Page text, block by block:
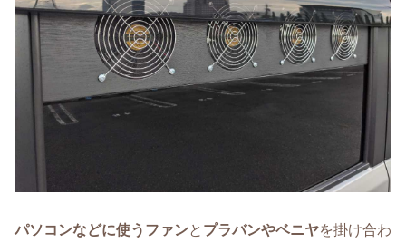
パソコンなどに使うファンと プラバンやベニヤを掛け合わ